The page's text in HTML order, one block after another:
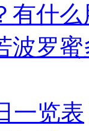
有什
波罗
一览表